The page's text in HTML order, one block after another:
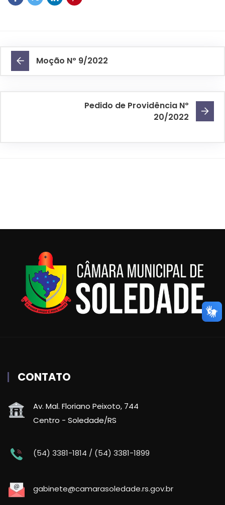
Moção Nº 9/2022
Pedido de Providência Nº
20/2022
CONTATO
Av. Mal. Floriano Peixoto, 744
Centro - Soledade/RS
(54) 3381-1814 / (54) 3381-1899
gabinete@camarasoledade.rs.gov.br